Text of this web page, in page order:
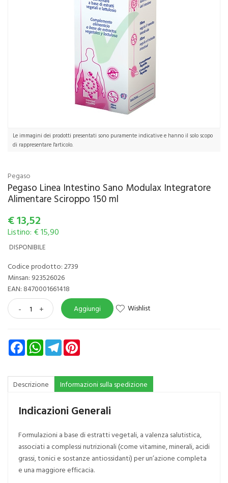
Le immagini dei prodotti presentati sono puramente indicative e hanno il solo scopo
di rappresentare l'articolo.
Pegaso
Pegaso Linea Intestino Sano Modulax Integratore
Alimentare Sciroppo 150 ml
€13,52
Listino: € 15,90
DISPONIBILE
Codice prodotto: 2739
Minsan: 923526026
EAN: 8470001661418
- + Aggiungi Wishlist
FacebookWhatsAppTelegram
Descrizione Informazioni sulla spedizione
Indicazioni Generali
Formulazioni a base di estratti vegetali, a valenza salutistica,
associati a complessi nutrizionali (come vitamine, minerali, acidi
grassi, tonici e sostanze antiossidanti) per un’azione completa
e una maggiore efficacia.